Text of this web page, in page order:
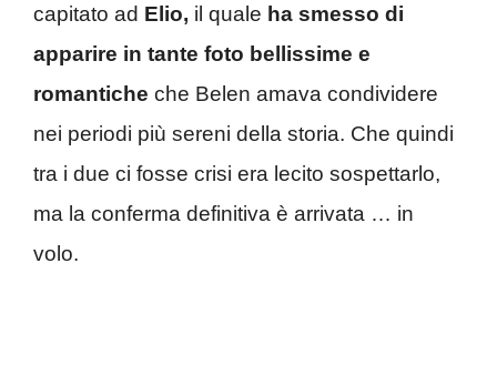
capitato ad Elio, il quale ha smesso di
apparire in tante foto bellissime e
romantiche che Belen amava condividere
nei periodi più sereni della storia. Che quindi
tra i due ci fosse crisi era lecito sospettarlo,
ma la conferma definitiva è arrivata … in
volo.